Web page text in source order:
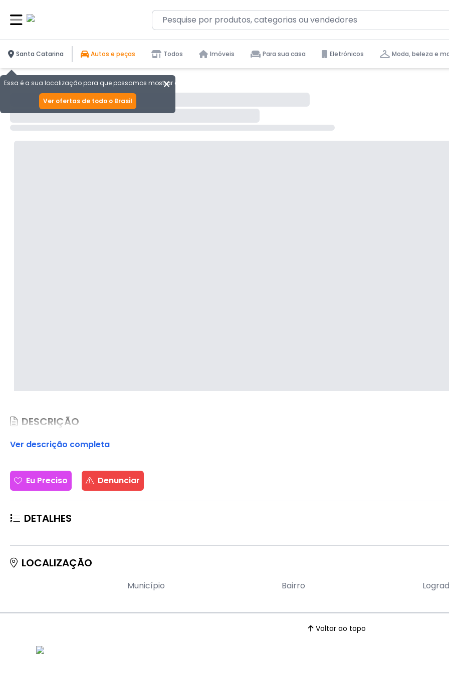
Santa Catarina
Essa é a sua localização para que possamos mostrar as melhores ofertas para você.
Ver ofertas de todo o Brasil
Autos e peças Todos Imóveis Para sua casa Eletrônicos Moda, beleza e
DESCRIÇÃO
Ver descrição completa
Eu Preciso Denunciar
DETALHES
LOCALIZAÇÃO
Município Bairro
Voltar ao topo